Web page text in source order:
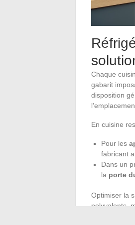
Chaque
gabarit
disposition
En cuisine
Pour les
fabricant
Dans un
la porte
Optimiser la
polyvalents,